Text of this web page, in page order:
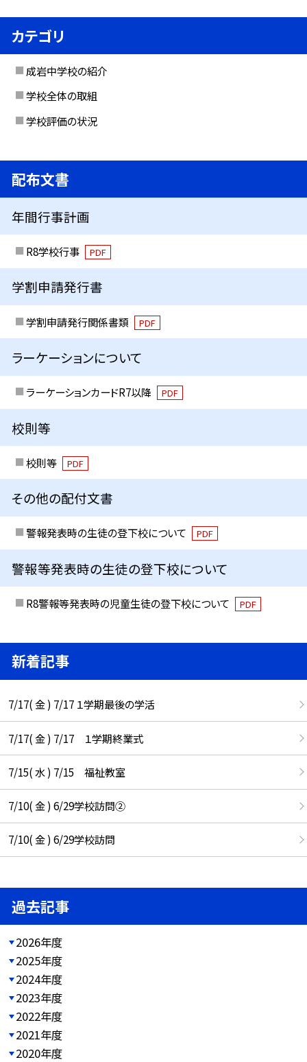
カテゴリ
成岩中学校の紹介
学校全体の取組
学校評価の状況
配布文書
年間行事計画
R8学校行事 PDF
学割申請発行書
学割申請発行関係書類 PDF
ラーケーションについて
ラーケーションカードR7以降 PDF
校則等
校則等 PDF
その他の配付文書
警報発表時の生徒の登下校について PDF
警報等発表時の生徒の登下校について
R8警報等発表時の児童生徒の登下校について PDF
新着記事
7/17( 金 ) 7/17 １学期最後の学活
7/17( 金 ) 7/17 １学期終業式
7/15( 水 ) 7/15 福祉教室
7/10( 金 ) 6/29学校訪問②
7/10( 金 ) 6/29学校訪問
過去記事
2026年度
2025年度
2024年度
2023年度
2022年度
2021年度
2020年度